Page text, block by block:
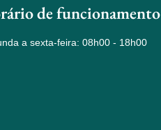
de funcionamento
a sexta-feira: 08h00 - 18h00